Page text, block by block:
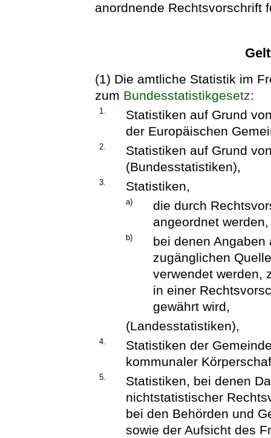
anordnende Rechtsvorschrift
(1) Die amtliche Statistik im
zum Bundesstatistikgesetz:
1.
Statistiken auf Grund
der Europäischen
2.
Statistiken auf Grund
(Bundesstatistiken),
3. Statistiken,
a)
die durch
angeordnet werden,
b)
bei denen
zugänglichen
verwendet werden,
in einer
gewährt wird,
(Landesstatistiken),
4.
Statistiken der
kommunaler
5.
Statistiken, bei denen
nichtstatistischer
bei den Behörden und
sowie der Aufsicht des